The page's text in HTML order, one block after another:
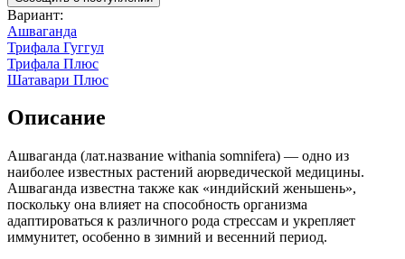
Вариант:
Ашваганда
Трифала Гуггул
Трифала Плюс
Шатавари Плюс
Описание
Ашваганда (лат.название withania somnifera) — одно из
наиболее известных растений аюрведической медицины.
Ашваганда известна также как «индийский женьшень»,
поскольку она влияет на способность организма
адаптироваться к различного рода стрессам и укрепляет